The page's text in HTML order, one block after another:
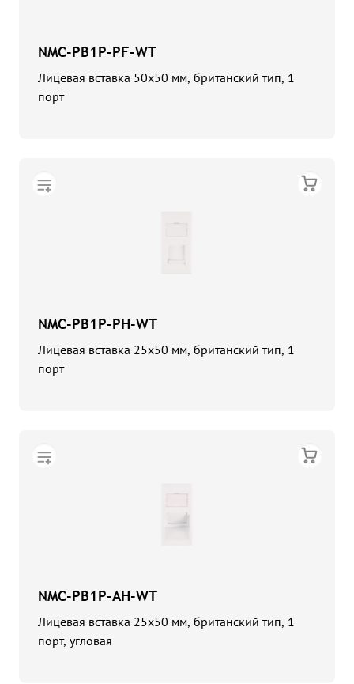
NMC-PB1P-PF-WT
Лицевая вставка 50х50 мм, британский тип, 1
порт
NMC-PB1P-PH-WT
Лицевая вставка 25х50 мм, британский тип, 1
порт
NMC-PB1P-AH-WT
Лицевая вставка 25х50 мм, британский тип, 1
порт, угловая